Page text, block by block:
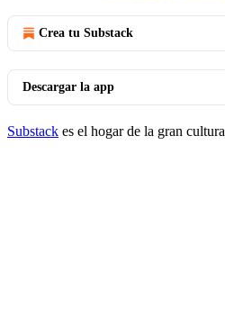
Crea tu Substack
Descargar la app
Substack es el hogar de la gran cultura